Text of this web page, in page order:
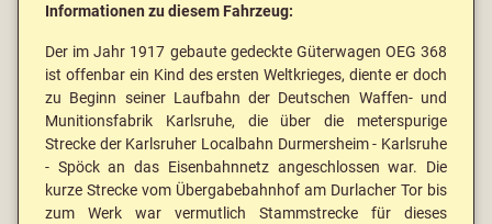
Informationen zu diesem Fahrzeug:
Der im Jahr 1917 gebaute gedeckte Güterwagen OEG 368
ist offenbar ein Kind des ersten Weltkrieges, diente er doch
zu Beginn seiner Laufbahn der Deutschen Waffen- und
Munitionsfabrik Karlsruhe, die über die meterspurige
Strecke der Karlsruher Localbahn Durmersheim - Karlsruhe
- Spöck an das Eisenbahnnetz angeschlossen war. Die
kurze Strecke vom Übergabebahnhof am Durlacher Tor bis
zum Werk war vermutlich Stammstrecke für dieses